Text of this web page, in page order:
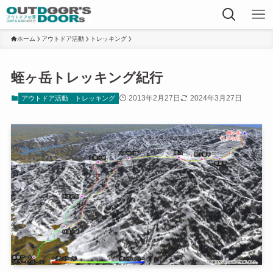
ホーム アウトドア活動 トレッキング
蛭ヶ岳トレッキング紀行
アウトドア活動 トレッキング 2013年2月27日 2024年3月27日